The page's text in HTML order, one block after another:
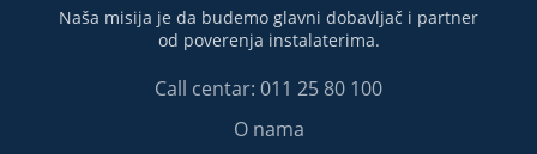
Naša misija je da budemo glavni dobavljač i partner
od poverenja instalaterima.
Call centar: 011 25 80 100
O nama